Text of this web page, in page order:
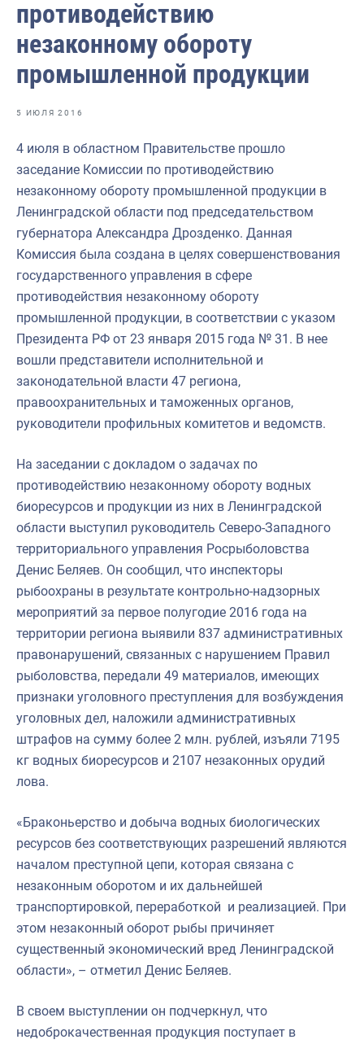
Отраслевые СМИ
Выставки и конференции
Научно-практическая литература
Инфографика
Большая африканская экспедиция
Укрепление духовно-нравственных ценностей
События в России и мире
противодействию
незаконному обороту
промышленной продукции
5 ИЮЛЯ 2016
4 июля в областном Правительстве прошло
заседание Комиссии по противодействию
незаконному обороту промышленной продукции в
Ленинградской области под председательством
губернатора Александра Дрозденко. Данная
Комиссия была создана в целях совершенствования
государственного управления в сфере
противодействия незаконному обороту
промышленной продукции, в соответствии с указом
Президента РФ от 23 января 2015 года № 31. В нее
вошли представители исполнительной и
законодательной власти 47 региона,
правоохранительных и таможенных органов,
руководители профильных комитетов и ведомств.
На заседании с докладом о задачах по
противодействию незаконному обороту водных
биоресурсов и продукции из них в Ленинградской
области выступил руководитель Северо-Западного
территориального управления Росрыболовства
Денис Беляев. Он сообщил, что инспекторы
рыбоохраны в результате контрольно-надзорных
мероприятий за первое полугодие 2016 года на
территории региона выявили 837 административных
правонарушений, связанных с нарушением Правил
рыболовства, передали 49 материалов, имеющих
признаки уголовного преступления для возбуждения
уголовных дел, наложили административных
штрафов на сумму более 2 млн. рублей, изъяли 7195
кг водных биоресурсов и 2107 незаконных орудий
лова.
«Браконьерство и добыча водных биологических
ресурсов без соответствующих разрешений являются
началом преступной цепи, которая связана с
незаконным оборотом и их дальнейшей
транспортировкой, переработкой и реализацией. При
этом незаконный оборот рыбы причиняет
существенный экономический вред Ленинградской
области», – отметил Денис Беляев.
В своем выступлении он подчеркнул, что
недоброкачественная продукция поступает в